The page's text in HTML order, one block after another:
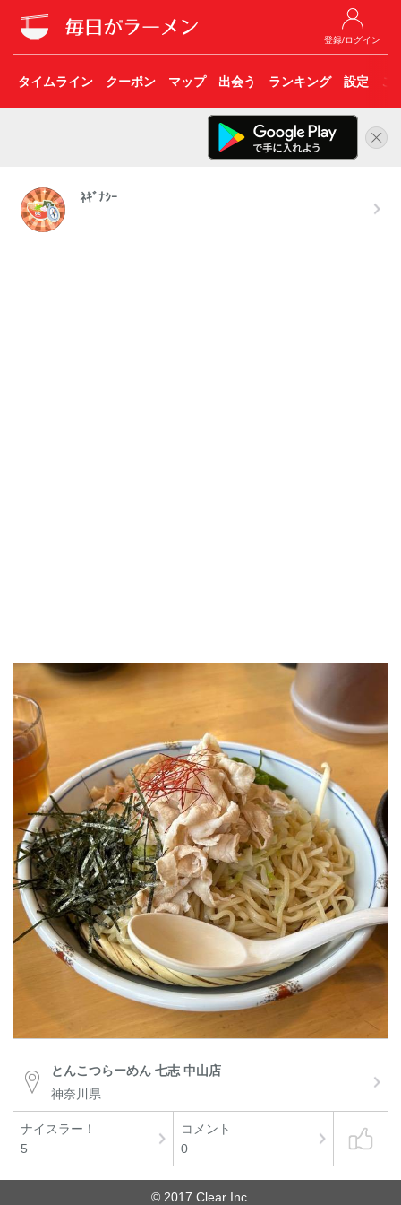
登録/ログイン
タイムライン クーポン マップ 出会う ランキング 設定 こ
ﾈｷﾞﾅｼｰ
とんこつらーめん 七志 中山店
神奈川県
ナイスラー！
5
コメント
0
© 2017 Clear Inc.